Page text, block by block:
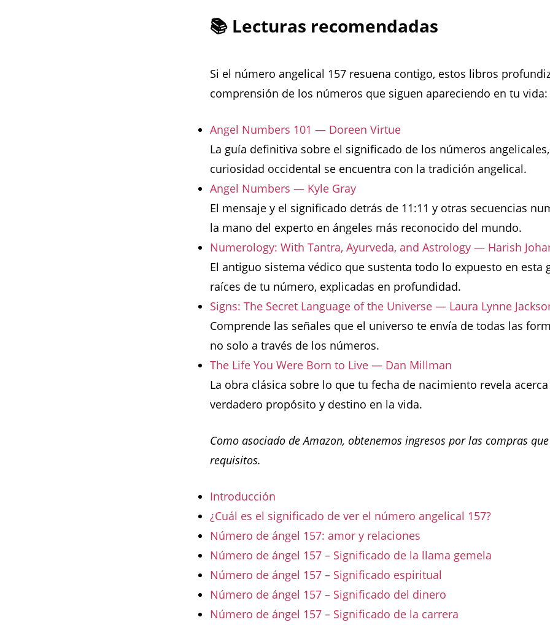
📚 Lecturas recomendadas
Si el número angelical 157 resuena contigo, estos libros
comprensión de los números que siguen apareciendo en tu vida:
Angel Numbers 101 — Doreen Virtue
La guía definitiva sobre el significado de los números
curiosidad occidental se encuentra con la tradición angelical.
Angel Numbers — Kyle Gray
El mensaje y el significado detrás de 11:11 y otras secuencias
la mano del experto en ángeles más reconocido del mundo.
Numerology: With Tantra, Ayurveda, and Astrology — Harish
El antiguo sistema védico que sustenta todo lo expuesto en esta
raíces de tu número, explicadas en profundidad.
Signs: The Secret Language of the Universe — Laura Lynne
Comprende las señales que el universo te envía de todas las
no solo a través de los números.
The Life You Were Born to Live — Dan Millman
La obra clásica sobre lo que tu fecha de nacimiento revela
verdadero propósito y destino en la vida.
Como asociado de Amazon, obtenemos ingresos por las compras
requisitos.
Introducción
¿Cuál es el significado de ver el número angelical 157?
Número de ángel 157: amor y relaciones
Número de ángel 157 – Significado de la llama gemela
Número de ángel 157 – Significado espiritual
Número de ángel 157 – Significado del dinero
Número de ángel 157 – Significado de la carrera